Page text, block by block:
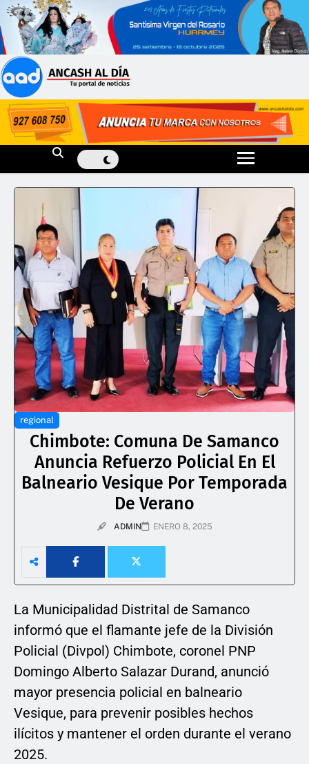
regional
Chimbote: Comuna De Samanco
Anuncia Refuerzo Policial En El
Balneario Vesique Por Temporada
De Verano
ADMIN ENERO 8, 2025
La Municipalidad Distrital de Samanco
informó que el flamante jefe de la División
Policial (Divpol) Chimbote, coronel PNP
Domingo Alberto Salazar Durand, anunció
mayor presencia policial en balneario
Vesique, para prevenir posibles hechos
ilícitos y mantener el orden durante el verano
2025.